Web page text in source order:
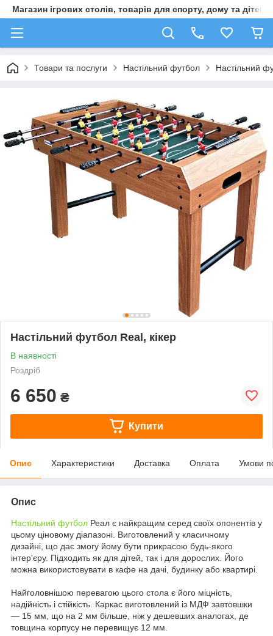
Магазин ігрових столів, товарів для спорту, дому та дітей
Товари та послуги Настільний футбол Настільний
Настільний футбол Real, кікер
В наявності
Роздріб
6 650 ₴
Купити
Опис Характеристики Доставка Оплата Умови
Опис
Настільний футбол Реал є найкращим серед своїх опонентів у
цьому ціновому діапазоні. Виготовлений у класичному
дизайні, що дає змогу йому бути прикрасою будь-якого
інтер'єру. Підходить як для дітей, так і для дорослих. Його
можна використовувати в кафе на дачі, будинку або квартирі.
Найголовнішою перевагою цього стола є його міцність,
надійність і стійкість. Каркас виготовлений із МДФ завтовшки
— 15 мм, що на 2 мм більше, ніж у дешевших аналогах, де
товщина корпусу не перевищує 12 мм.